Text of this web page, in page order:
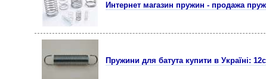
Интернет магазин пружин - продажа
Пружини для батута купити в Україні: